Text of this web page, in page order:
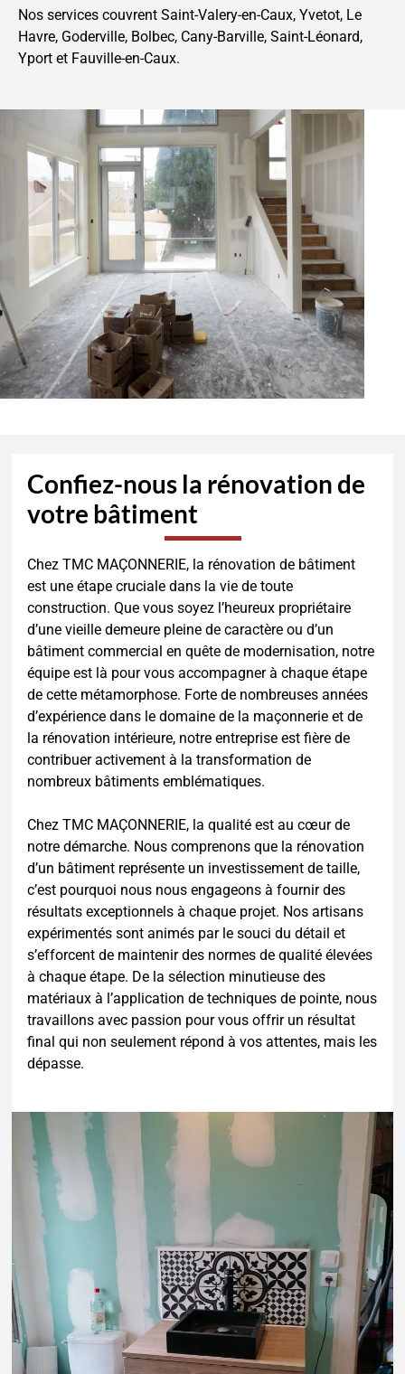
Nos services couvrent Saint-Valery-en-Caux, Yvetot, Le
Havre, Goderville, Bolbec, Cany-Barville, Saint-Léonard,
Yport et Fauville-en-Caux.
Confiez-nous la rénovation de
votre bâtiment
Chez TMC MAÇONNERIE, la rénovation de bâtiment
est une étape cruciale dans la vie de toute
construction. Que vous soyez l’heureux propriétaire
d’une vieille demeure pleine de caractère ou d’un
bâtiment commercial en quête de modernisation, notre
équipe est là pour vous accompagner à chaque étape
de cette métamorphose. Forte de nombreuses années
d’expérience dans le domaine de la maçonnerie et de
la rénovation intérieure, notre entreprise est fière de
contribuer activement à la transformation de
nombreux bâtiments emblématiques.
Chez TMC MAÇONNERIE, la qualité est au cœur de
notre démarche. Nous comprenons que la rénovation
d’un bâtiment représente un investissement de taille,
c’est pourquoi nous nous engageons à fournir des
résultats exceptionnels à chaque projet. Nos artisans
expérimentés sont animés par le souci du détail et
s’efforcent de maintenir des normes de qualité élevées
à chaque étape. De la sélection minutieuse des
matériaux à l’application de techniques de pointe, nous
travaillons avec passion pour vous offrir un résultat
final qui non seulement répond à vos attentes, mais les
dépasse.